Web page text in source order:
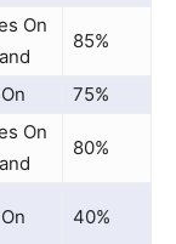
On
85%
75%
On
80%
40%